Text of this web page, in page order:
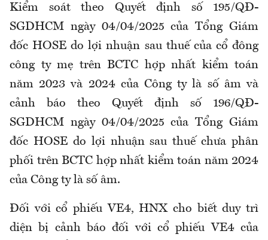
Kiểm soát theo Quyết định số 195/QĐ-
SGDHCM ngày 04/04/2025 của Tổng Giám
đốc HOSE do lợi nhuận sau thuế của cổ đông
công ty mẹ trên BCTC hợp nhất kiểm toán
năm 2023 và 2024 của Công ty là số âm và
cảnh báo theo Quyết định số 196/QĐ-
SGDHCM ngày 04/04/2025 của Tổng Giám
đốc HOSE do lợi nhuận sau thuế chưa phân
phối trên BCTC hợp nhất kiểm toán năm 2024
của Công ty là số âm.
Đối với cổ phiếu VE4, HNX cho biết duy trì
diện bị cảnh báo đối với cổ phiếu VE4 của